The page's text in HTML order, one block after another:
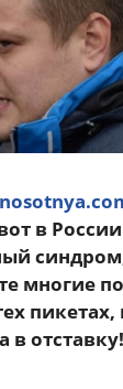
в
многие
в